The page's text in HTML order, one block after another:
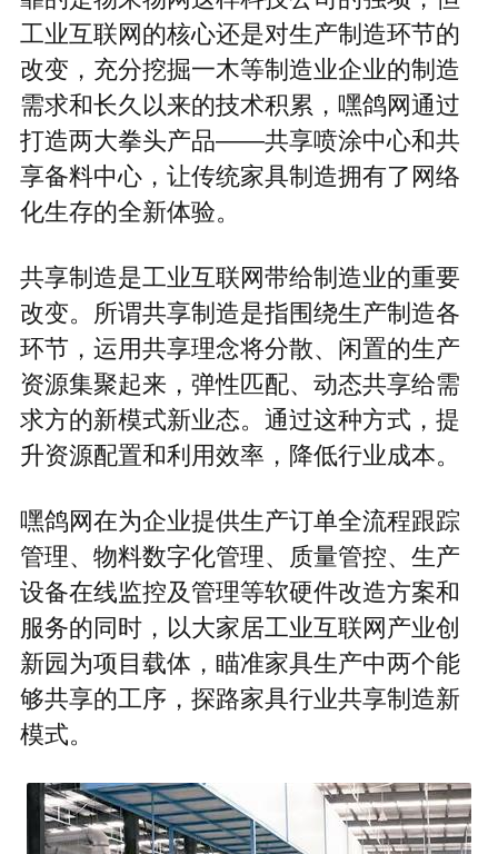
工业互联网的核心还是对生产制造环节的
改变，充分挖掘一木等制造业企业的制造
需求和长久以来的技术积累，嘿鸽网通过
打造两大拳头产品——共享喷涂中心和共
享备料中心，让传统家具制造拥有了网络
化生存的全新体验。
共享制造是工业互联网带给制造业的重要
改变。所谓共享制造是指围绕生产制造各
环节，运用共享理念将分散、闲置的生产
资源集聚起来，弹性匹配、动态共享给需
求方的新模式新业态。通过这种方式，提
升资源配置和利用效率，降低行业成本。
嘿鸽网在为企业提供生产订单全流程跟踪
管理、物料数字化管理、质量管控、生产
设备在线监控及管理等软硬件改造方案和
服务的同时，以大家居工业互联网产业创
新园为项目载体，瞄准家具生产中两个能
够共享的工序，探路家具行业共享制造新
模式。